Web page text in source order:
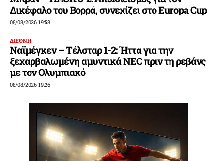
Δικέφαλο του Βορρά, συνεχίζει στο Europa Cup
08/08/2026 19:58
ΔΙΕΘΝΗ
Ναϊμέγκεν – Τέλσταρ 1-2: Ήττα για την
ξεχαρβαλωμένη αμυντικά NEC πριν τη ρεβάνς
με τον Ολυμπιακό
08/08/2026 19:26